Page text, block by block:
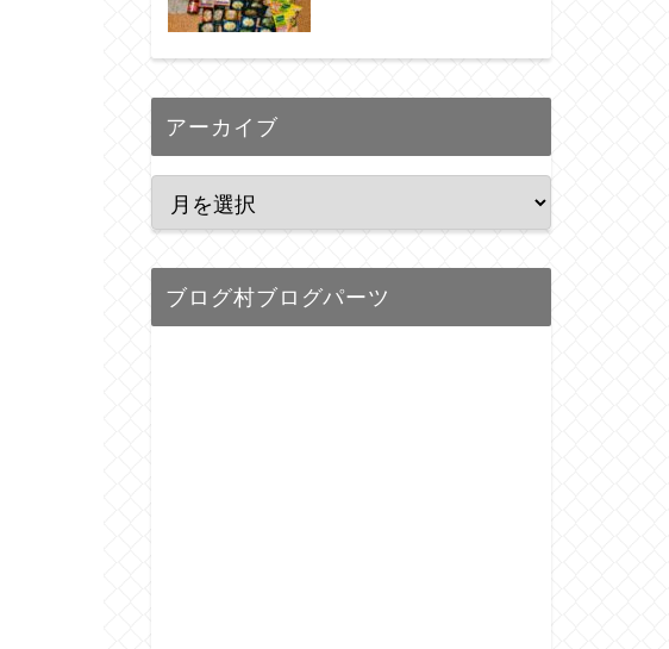
アーカイブ
ブログ村ブログパーツ